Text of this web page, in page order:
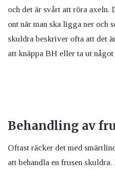
och det är svårt att röra axeln.
ont när man ska ligga ner och
skuldra beskriver ofta att det
att knäppa BH eller ta ut
Behandling av
Oftast räcker det med
att behandla en frusen